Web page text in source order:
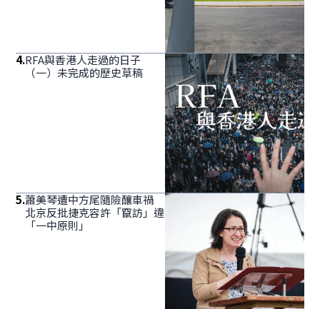
4.RFA與香港人走過的日子
（一）未完成的歷史草稿
5.蕭美琴遭中方尾隨險釀車禍
北京反批捷克容許「竄訪」違
「一中原則」